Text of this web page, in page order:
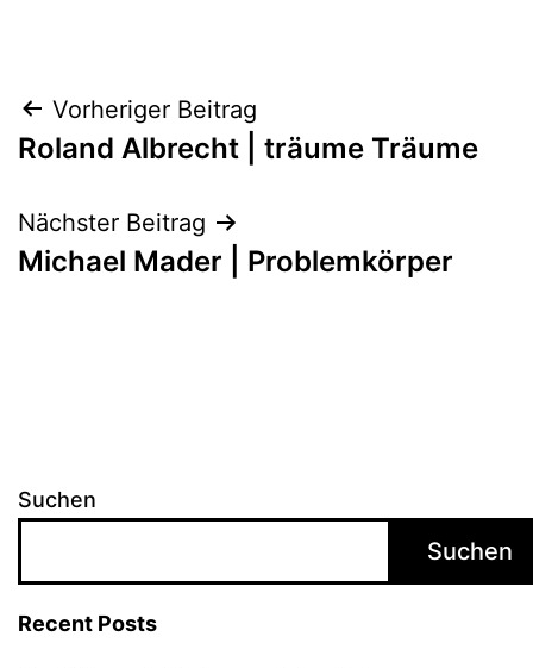
Beitragsnavigation
Vorheriger Beitrag
Roland Albrecht | träume Träume
Nächster Beitrag
Michael Mader | Problemkörper
Suchen
Suchen
Recent Posts